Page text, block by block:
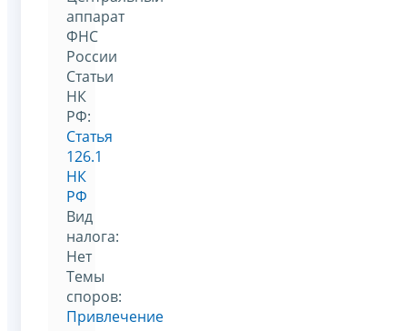
аппарат
ФНС
России
Статьи
НК
РФ:
Статья
126.1
НК
РФ
Вид
налога:
Нет
Темы
споров:
Привлечение